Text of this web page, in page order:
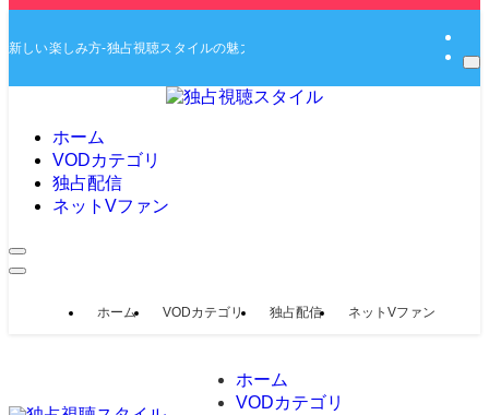
新しい楽しみ方-独占視聴スタイルの魅力とは-独占動画や無料動画の紹介サイト
ホーム
VODカテゴリ
独占配信
ネットVファン
ホーム VODカテゴリ 独占配信 ネットVファン
ホーム
VODカテゴリ